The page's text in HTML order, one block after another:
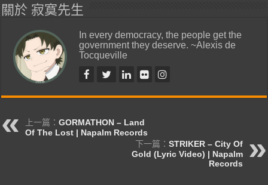
關於 寂寞先生
In every democracy, the people get the
government they deserve. ~Alexis de
Tocqueville
上一篇：GORMATHON – Land
Of The Lost | Napalm Records
下一篇： STRIKER – City Of
Gold (Lyric Video) | Napalm
Records